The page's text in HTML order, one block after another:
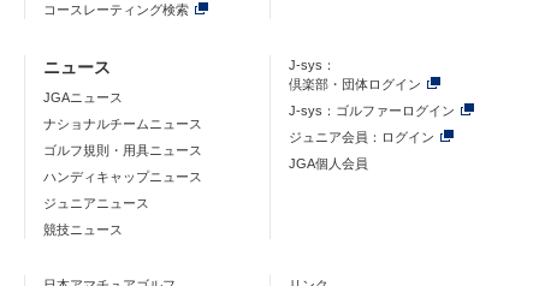
コースレーティング検索
ニュース
JGAニュース
ナショナルチームニュース
ゴルフ規則・用具ニュース
ハンディキャップニュース
ジュニアニュース
競技ニュース
J-sys：
倶楽部・団体ログイン
J-sys：ゴルファーログイン
ジュニア会員：ログイン
JGA個人会員